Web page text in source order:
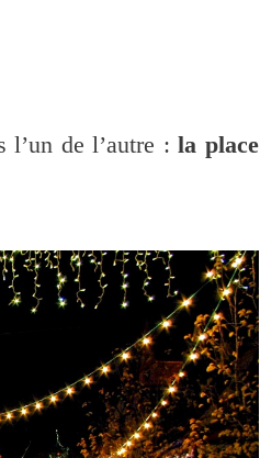
l’un de l’autre :la place